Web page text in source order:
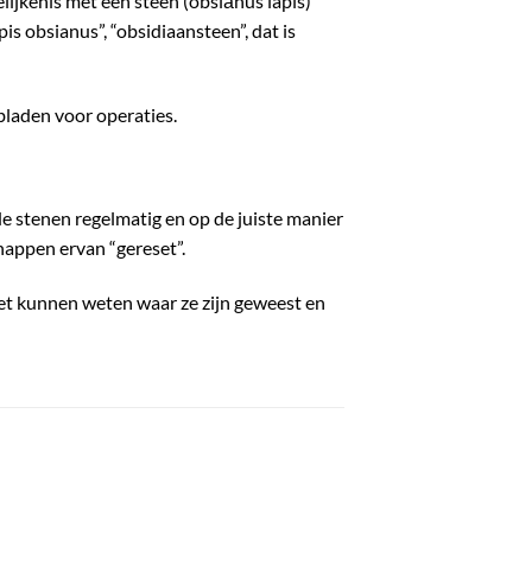
obsianus”, “obsidiaansteen”, dat is
voor operaties.
stenen regelmatig en op de juiste manier
ervan “gereset”.
kunnen weten waar ze zijn geweest en